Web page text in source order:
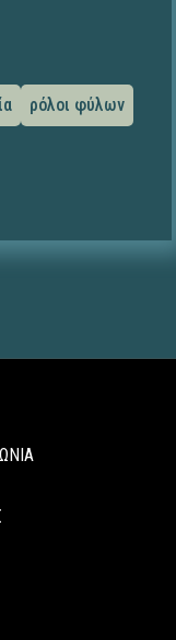
ρόλοι φύλων